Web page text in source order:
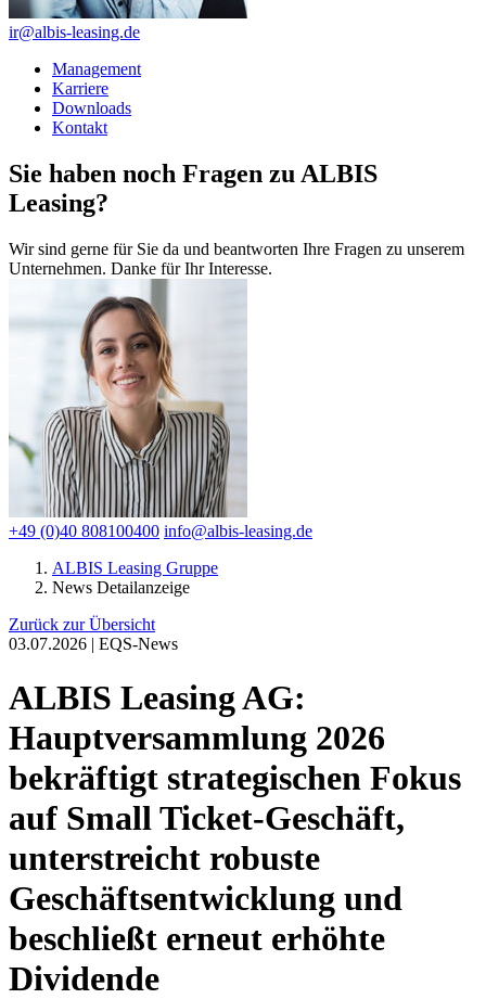
ir@albis-leasing.de
Management
Karriere
Downloads
Kontakt
Sie haben noch Fragen zu ALBIS
Leasing?
Wir sind gerne für Sie da und beantworten Ihre Fragen zu unserem
Unternehmen. Danke für Ihr Interesse.
+49 (0)40 808100400 info@albis-leasing.de
ALBIS Leasing Gruppe
News Detailanzeige
Zurück zur Übersicht
03.07.2026 | EQS-News
ALBIS Leasing AG:
Hauptversammlung 2026
bekräftigt strategischen Fokus
auf Small Ticket-Geschäft,
unterstreicht robuste
Geschäftsentwicklung und
beschließt erneut erhöhte
Dividende